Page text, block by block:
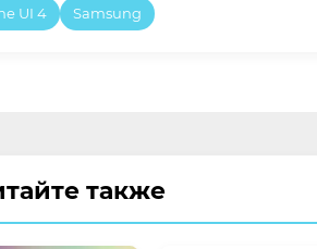
UI 4 Samsung
также